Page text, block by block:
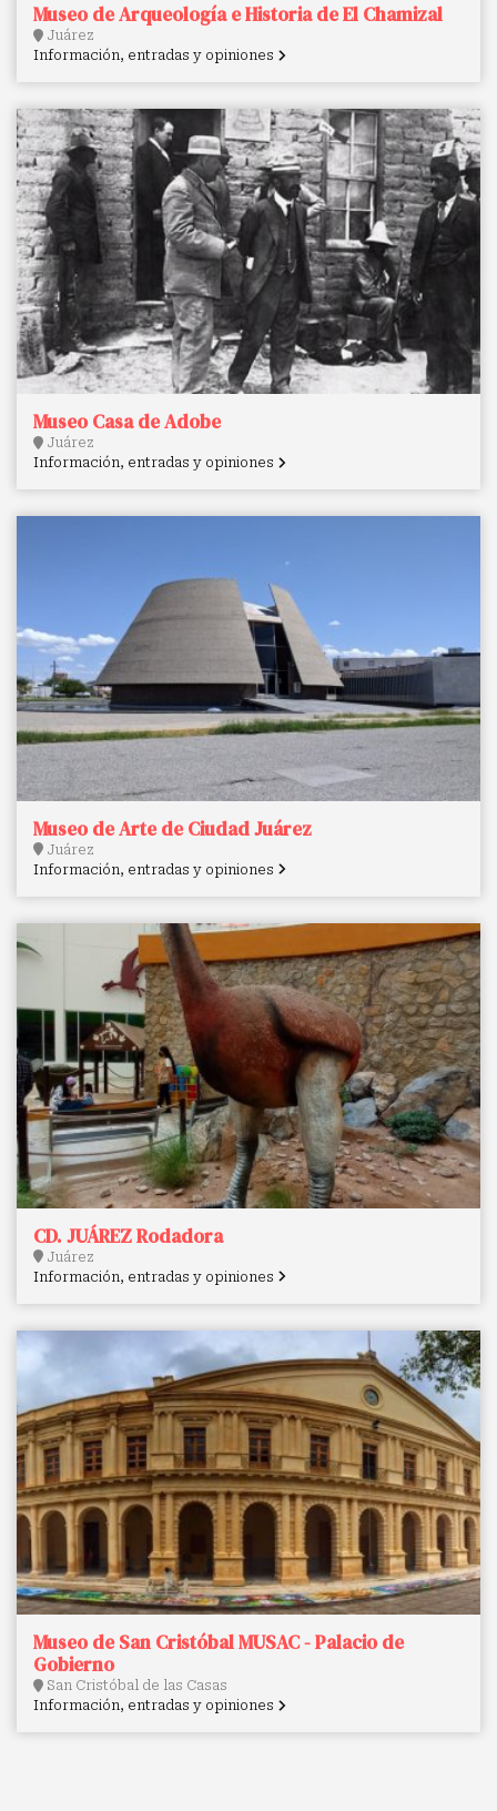
Museo de Arqueología e Historia de El Chamizal
Juárez
Información, entradas y opiniones
Museo Casa de Adobe
Juárez
Información, entradas y opiniones
Museo de Arte de Ciudad Juárez
Juárez
Información, entradas y opiniones
CD. JUÁREZ Rodadora
Juárez
Información, entradas y opiniones
Museo de San Cristóbal MUSAC - Palacio de
Gobierno
San Cristóbal de las Casas
Información, entradas y opiniones